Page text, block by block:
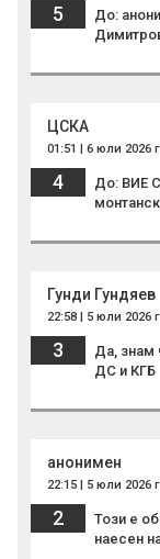
5
До:
ЦСКА
01:51 | 6 юли 2026
4
До: ВИЕ
Гунди Гундяев
22:58 | 5 юли 2026
3
Да, знам
ДС и КГБ
анонимен
22:15 | 5 юли 2026
2
Този е
наесен